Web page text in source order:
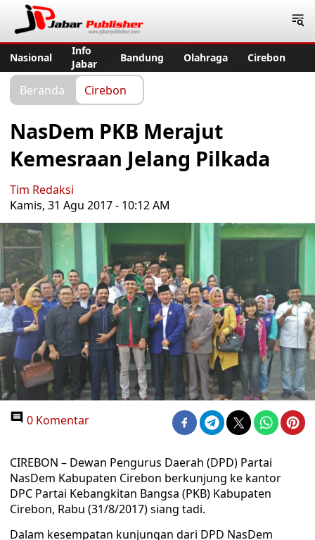
Nasional
Info
Jabar
Bandung Olahraga Cirebon
Beranda Cirebon
NasDem PKB Merajut
Kemesraan Jelang Pilkada
Tim Redaksi
Kamis, 31 Agu 2017 - 10:12 AM
0 Komentar
CIREBON – Dewan Pengurus Daerah (DPD) Partai
NasDem Kabupaten Cirebon berkunjung ke kantor
DPC Partai Kebangkitan Bangsa (PKB) Kabupaten
Cirebon, Rabu (31/8/2017) siang tadi.
Dalam kesempatan kunjungan dari DPD NasDem